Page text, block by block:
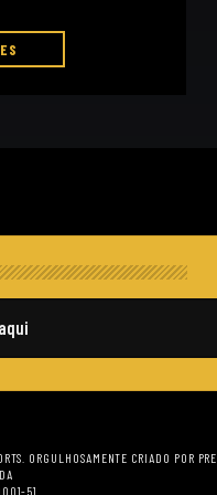
ORGULHOSAMENTE CRIADO POR
51